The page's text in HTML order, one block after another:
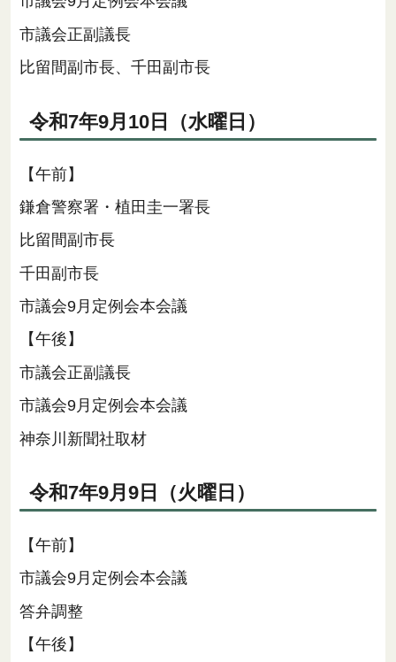
市議会正副議長
比留間副市長、千田副市長
令和7年9月10日（水曜日）
【午前】
鎌倉警察署・植田圭一署長
比留間副市長
千田副市長
市議会9月定例会本会議
【午後】
市議会正副議長
市議会9月定例会本会議
神奈川新聞社取材
令和7年9月9日（火曜日）
【午前】
市議会9月定例会本会議
答弁調整
【午後】